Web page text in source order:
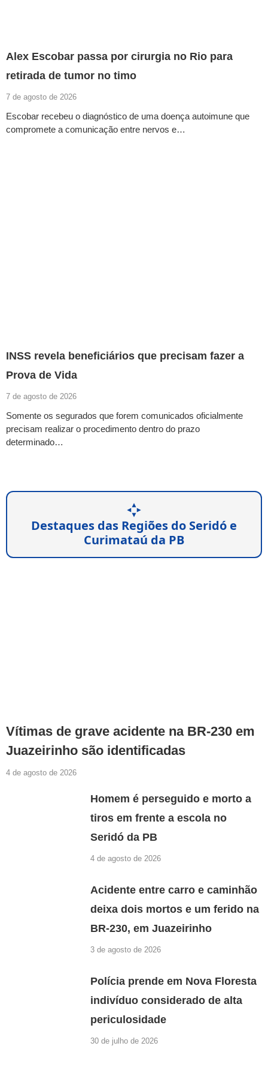
Alex Escobar passa por cirurgia no Rio para
retirada de tumor no timo
7 de agosto de 2026
Escobar recebeu o diagnóstico de uma doença autoimune que
compromete a comunicação entre nervos e…
INSS revela beneficiários que precisam fazer a
Prova de Vida
7 de agosto de 2026
Somente os segurados que forem comunicados oficialmente
precisam realizar o procedimento dentro do prazo
determinado…
Destaques das Regiões do Seridó e
Curimataú da PB
Vítimas de grave acidente na BR-230 em
Juazeirinho são identificadas
4 de agosto de 2026
Homem é perseguido e morto a
tiros em frente a escola no
Seridó da PB
4 de agosto de 2026
Acidente entre carro e caminhão
deixa dois mortos e um ferido na
BR-230, em Juazeirinho
3 de agosto de 2026
Polícia prende em Nova Floresta
indivíduo considerado de alta
periculosidade
30 de julho de 2026